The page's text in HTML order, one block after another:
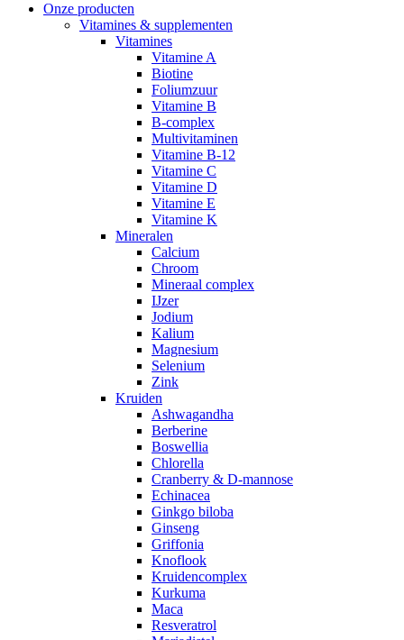
Onze producten
Vitamines & supplementen
Vitamines
Vitamine A
Biotine
Foliumzuur
Vitamine B
B-complex
Multivitaminen
Vitamine B-12
Vitamine C
Vitamine D
Vitamine E
Vitamine K
Mineralen
Calcium
Chroom
Mineraal complex
IJzer
Jodium
Kalium
Magnesium
Selenium
Zink
Kruiden
Ashwagandha
Berberine
Boswellia
Chlorella
Cranberry & D-mannose
Echinacea
Ginkgo biloba
Ginseng
Griffonia
Knoflook
Kruidencomplex
Kurkuma
Maca
Resveratrol